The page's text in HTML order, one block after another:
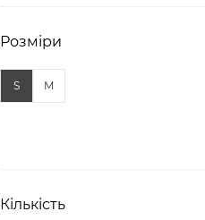
Розміри
S M
Кількість